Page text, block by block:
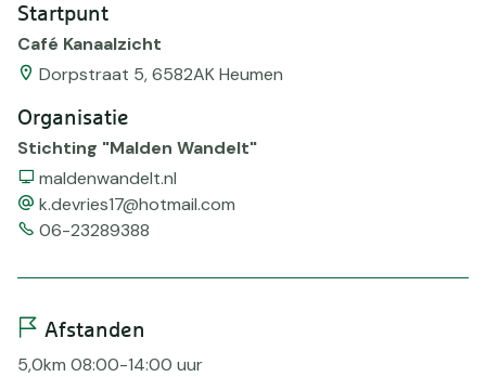
Startpunt
Café Kanaalzicht
Dorpstraat 5, 6582AK Heumen
Organisatie
Stichting "Malden Wandelt"
Website
maldenwandelt.nl
emailk.devries17@hotmail.com
Telefoonnummer
06-23289388
Afstanden
5,0km 08:00-14:00 uur